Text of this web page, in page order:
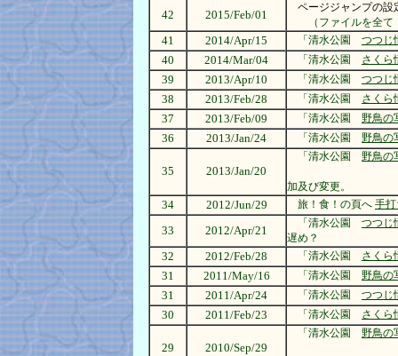
42 2015/Feb/01
ページジャンプの設
（ファイルを全て「
41 2014/Apr/15 「清水公園 つつじ
40 2014/Mar/04 「清水公園 さくら
39 2013/Apr/10 「清水公園 つつじ
38 2013/Feb/28 「清水公園 さくら
37 2013/Feb/09 「清水公園 野鳥の
36 2013/Jan/24 「清水公園 野鳥の
35 2013/Jan/20
「清水公園 野鳥の
加及び変更。
34 2012/Jun/29 旅！食！の頁へ 手
33 2012/Apr/21
「清水公園 つつじ
遅め？
32 2012/Feb/28 「清水公園 さくら
31 2011/May/16 「清水公園 野鳥の
31 2011/Apr/24 「清水公園 つつじ
30 2011/Feb/23 「清水公園 さくら
29 2010/Sep/29
「清水公園 野鳥の